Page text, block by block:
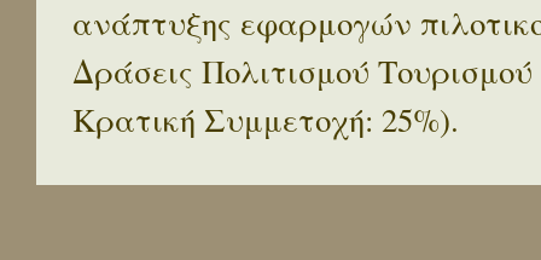
ανάπτυξης εφαρμογών
Δράσεις Πολιτισμού
Κρατική Συμμετοχή: 25%).